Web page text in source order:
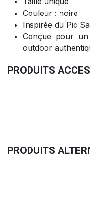
Couleur : noire
Inspirée du Pic
Conçue pour
outdoor
PRODUITS
PRODUITS